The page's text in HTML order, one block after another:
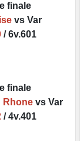
finale
vs Var
/ 6v.601
finale
Rhone vs Var
/ 4v.401